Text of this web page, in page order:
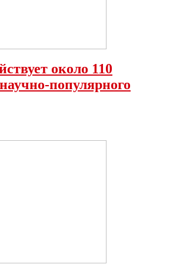
около 110
популярного